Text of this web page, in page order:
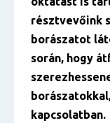
résztvevőink
borászatot
során, hogy
kapcsolatban.